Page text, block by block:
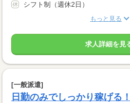
シフト制（週休2日）
もっと見る
求人詳細を見
[一般派遣]
日勤のみでしっかり稼げる